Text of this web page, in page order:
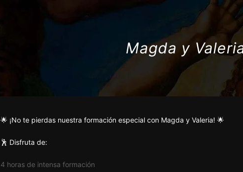
Magda y
🌟 ¡No te pierdas nuestra formación especial con Magda y Valeria! 🌟
🕺 Disfruta de:
4 horas de intensa formación